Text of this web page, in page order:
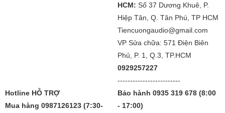
HCM: Số 37 Dương Khuê, P.
Hiệp Tân, Q. Tân Phú, TP HCM
Tiencuongaudio@gmail.com
VP Sửa chữa: 571 Điện Biên
Phủ, P. 1, Q.3, TP.HCM
0929257227
-------------------------
Hotline HỖ TRỢ
Mua hàng 0987126123 (7:30-
Bảo hành 0935 319 678 (8:00
- 17:00)